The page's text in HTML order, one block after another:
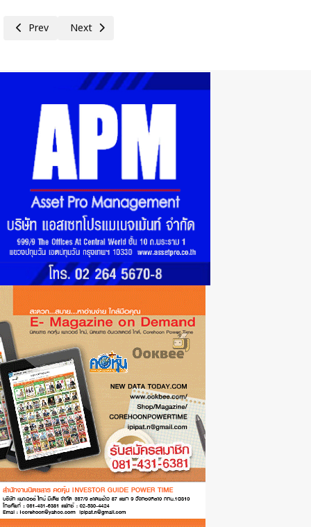
Previous article: เครือข่าย Zero Corruption : กกร. และเพื่อน ไม่ทน จัดเว
Prev Next article: กกร.เศรษฐกิจไทยปี 2569 มีแนวโน้มโตต่ำกว่า
Next